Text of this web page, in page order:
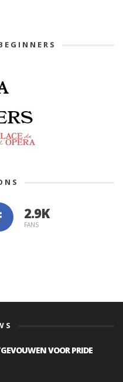
FANS
VOOR PRIDE